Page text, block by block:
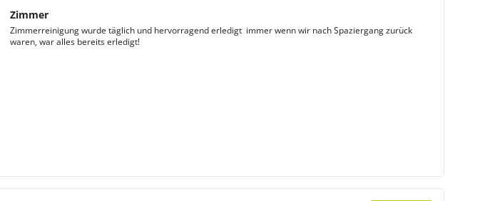
Zimmer
Zimmerreinigung wurde täglich und hervorragend erledigt  immer wenn wir nach Spaziergang zurück
waren, war alles bereits erledigt!